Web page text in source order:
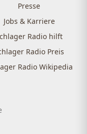
Presse
Jobs & Karriere
Radio hilft
Radio Preis
Radio Wikipedia